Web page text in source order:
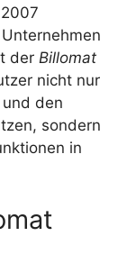
der Billomat
nicht nur
den
sondern
in